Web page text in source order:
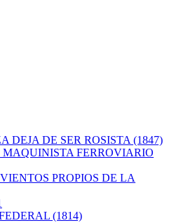
DEJA DE SER ROSISTA (1847)
MAQUINISTA FERROVIARIO
PROPIOS DE LA
(1814)